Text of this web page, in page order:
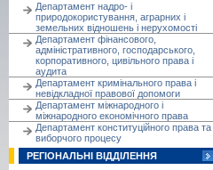
Департамент надро- і
природокористування, аграрних і
земельних відношень і нерухомості
Департамент фінансового,
адміністративного, господарського,
корпоративного, цивільного права і
аудита
Департамент кримінального права і
невідкладної правової допомоги
Департамент міжнародного і
міжнародного економічного права
Департамент конституційного права та
виборчого процесу
РЕГІОНАЛЬНІ ВІДДІЛЕННЯ